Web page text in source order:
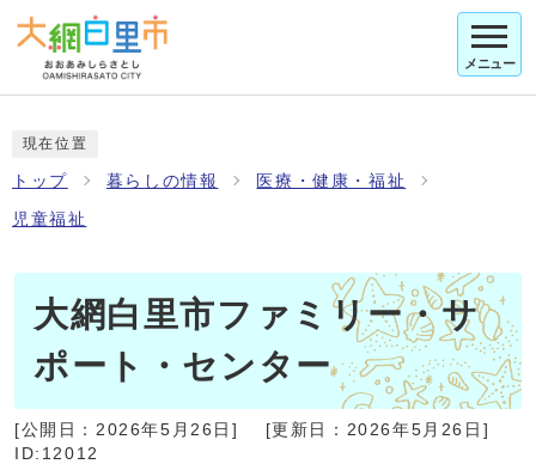
メニュー
現在位置
トップ 暮らしの情報 医療・健康・福祉
児童福祉
大網白里市ファミリー・サ
ポート・センター
[公開日： 2026年5月26日 ] [更新日： 2026年5月26日 ]
ID:12012